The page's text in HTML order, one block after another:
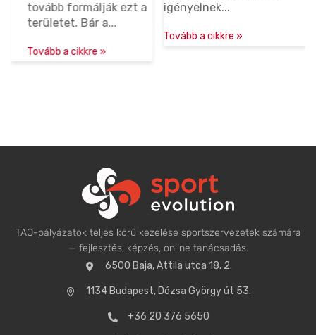
tovább formálják ezt a
területet. Bár a...
Tovább a cikkre »
igényelnek...
Tovább a cikkre »
TAO-pályázatok teljes körű kezelése sportszervezetek számára
— fejlesztés, képzés, online tanácsadás.
6500 Baja, Attila utca 18. 2.
1134 Budapest, Dózsa György út 53.
+36 20 376 5650